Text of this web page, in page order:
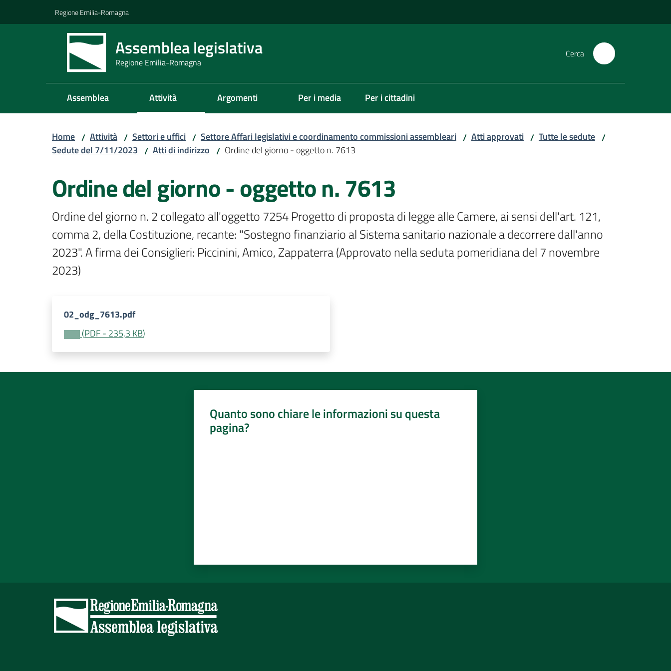
Regione Emilia-Romagna
Assemblea legislativa
Regione Emilia-Romagna
Cerca
Assemblea Attività Argomenti Per i media Per i cittadini
Home / Attività / Settori e uffici / Settore Affari legislativi e coordinamento commissioni assembleari / Atti approvati / Tutte le sedute /
Sedute del 7/11/2023 / Atti di indirizzo / Ordine del giorno - oggetto n. 7613
Ordine del giorno - oggetto n. 7613
Ordine del giorno n. 2 collegato all'oggetto 7254 Progetto di proposta di legge alle Camere, ai sensi dell'art. 121,
comma 2, della Costituzione, recante: "Sostegno finanziario al Sistema sanitario nazionale a decorrere dall'anno
2023". A firma dei Consiglieri: Piccinini, Amico, Zappaterra (Approvato nella seduta pomeridiana del 7 novembre
2023)
02_odg_7613.pdf
(PDF- 235,3 KB)
Quanto sono chiare le informazioni su questa
pagina?